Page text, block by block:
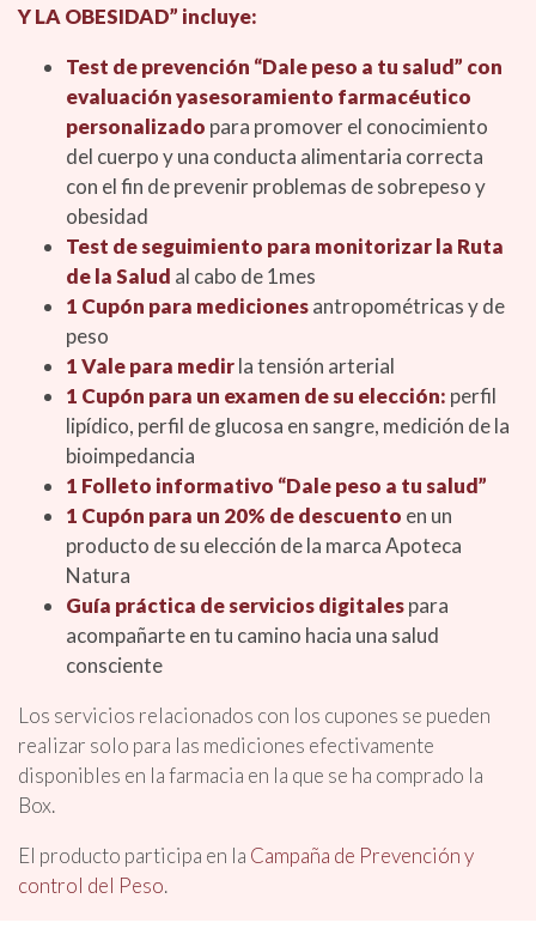
Y LA OBESIDAD” incluye:
Test de prevención “Dale peso a tu salud” con
evaluación yasesoramiento farmacéutico
personalizado para promover el conocimiento
del cuerpo y una conducta alimentaria correcta
con el fin de prevenir problemas de sobrepeso y
obesidad
Test de seguimiento para monitorizar la Ruta
de la Salud al cabo de 1mes
1 Cupón para medicionesantropométricas y de
peso
1 Vale para medirla tensión arterial
1 Cupón para un examen de su elección: perfil
lipídico, perfil de glucosa en sangre, medición de la
bioimpedancia
1 Folleto informativo “Dale peso a tu salud”
1 Cupón para un 20% de descuento en un
producto de su elección de la marca Apoteca
Natura
Guía práctica de servicios digitalespara
acompañarte en tu camino hacia una salud
consciente
Los servicios relacionados con los cupones se pueden
realizar solo para las mediciones efectivamente
disponibles en la farmacia en la que se ha comprado la
Box.
El producto participa en la Campaña de Prevención y
control del Peso.